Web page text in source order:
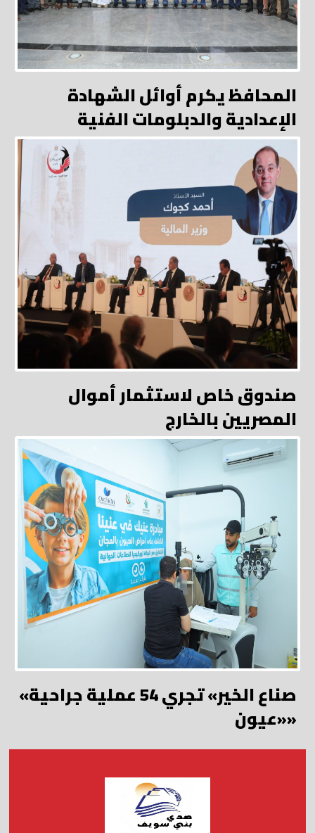
المحافظ يكرم أوائل الشهادة
الإعدادية والدبلومات الفنية
صندوق خاص لاستثمار أموال
المصريين بالخارج
«صناع الخير» تجري 54 عملية جراحية
«عيون»